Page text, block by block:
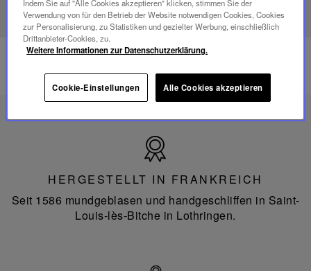
Frankreich
HERGESTELLT IN FRANKREICH
Seit 1586 mundgeblasen und handgeschliffen in Saint-
Louis-lès-Bitche in Lothringen.
Indem Sie auf "Alle Cookies akzeptieren" klicken, stimmen Sie der
Verwendung von für den Betrieb der Website notwendigen Cookies, Cookies
zur Personalisierung, zu Statistiken und gezielter Werbung, einschließlich
Drittanbieter-Cookies, zu.
Weitere Informationen zur Datenschutzerklärung.
Cookie-Einstellungen Alle Cookies akzeptieren